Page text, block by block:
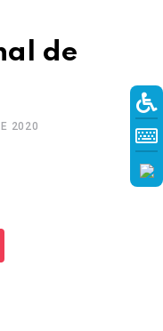
de
2020